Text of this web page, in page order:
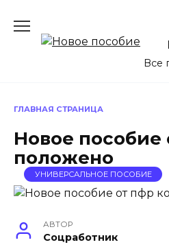
содержанию
Все
ГЛАВНАЯ СТРАНИЦА
Новое
положено
УНИВЕРСАЛЬНОЕ ПОСОБИЕ
АВТОР
Соцработник